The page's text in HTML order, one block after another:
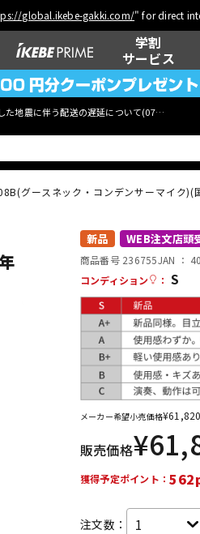
global.ikebe-gakki.com/" for direct
学割
サービス
た地震に伴う配送の遅延について(07月29日
ウクレレ
その他楽器
レコーディン
グ機器
グースネック・コンデンサーマイク)(
新品 WEB注文店頭
商品番号 236755JAN ：
コンディション
： S
メーカー希望小売価格¥61,820
販売価格¥
獲得予定ポイント：
注文数：